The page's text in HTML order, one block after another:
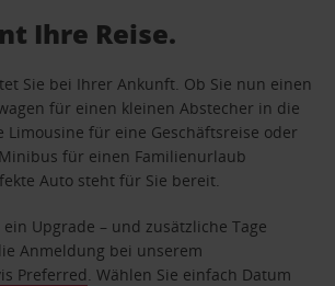
Ihre Reise.
Sie bei Ihrer Ankunft. Ob Sie nun einen
für einen kleinen Abstecher in die
Limousine für eine Geschäftsreise oder
für einen Familienurlaub
Auto steht für Sie bereit.
Upgrade – und zusätzliche Tage
Anmeldung bei unserem
Preferred . Wählen Sie einfach Datum